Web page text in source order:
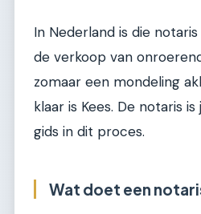
In Nederland is die
de verkoop van
zomaar een mondeling
klaar is Kees. De notaris
gids in dit proces.
Wat doet een